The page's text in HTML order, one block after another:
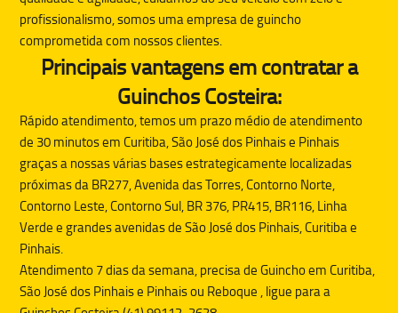
profissionalismo, somos uma empresa de guincho
comprometida com nossos clientes.
Principais vantagens em contratar a
Guinchos Costeira:
Rápido atendimento, temos um prazo médio de atendimento
de 30 minutos em Curitiba, São José dos Pinhais e Pinhais
graças a nossas várias bases estrategicamente localizadas
próximas da BR277, Avenida das Torres, Contorno Norte,
Contorno Leste, Contorno Sul, BR 376, PR415, BR116, Linha
Verde e grandes avenidas de São José dos Pinhais, Curitiba e
Pinhais.
Atendimento 7 dias da semana, precisa deGuinchoem Curitiba,
São José dos Pinhais e Pinhais ou Reboque , ligue para a